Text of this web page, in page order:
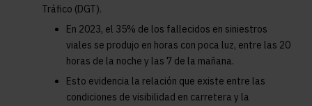
Tráfico (DGT).
En 2023, el 35% de los fallecidos en siniestros
viales se produjo en horas con poca luz, entre las 20
horas de la noche y las 7 de la mañana.
Esto evidencia la relación que existe entre las
condiciones de visibilidad en carretera y la